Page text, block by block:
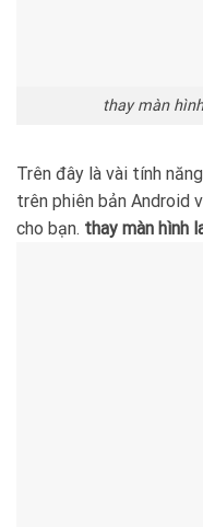
thay màn
Trên đây là vài tính
trên phiên bản Android
cho bạn. thay màn hình